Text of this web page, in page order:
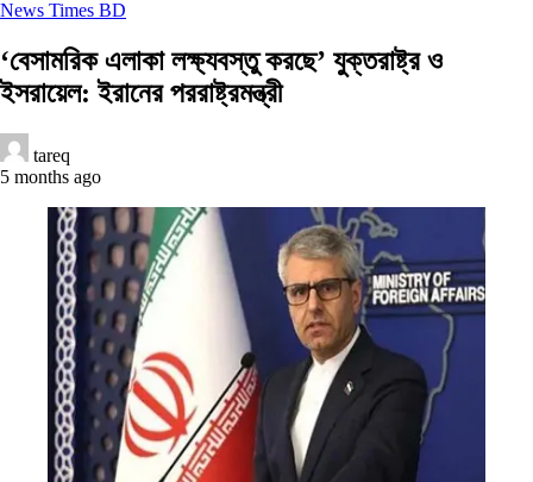
News Times BD
‘বেসামরিক এলাকা লক্ষ্যবস্তু করছে’ যুক্তরাষ্ট্র ও
ইসরায়েল: ইরানের পররাষ্ট্রমন্ত্রী
tareq
5 months ago